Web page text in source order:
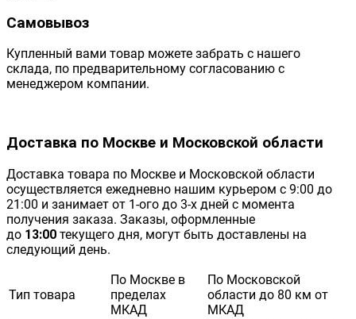
Самовывоз
Купленный вами товар можете забрать с нашего
склада, по предварительному согласованию с
менеджером компании.
Доставка по Москве и Московской области
Доставка товара по Москве и Московской области
осуществляется ежедневно нашим курьером с 9:00 до
21:00 и занимает от 1-ого до 3-х дней с момента
получения заказа. Заказы, оформленные
до 13:00 текущего дня, могут быть доставлены на
следующий день.
Тип товара
По Москве в
пределах
МКАД
По Московской
области до 80 км от
МКАД